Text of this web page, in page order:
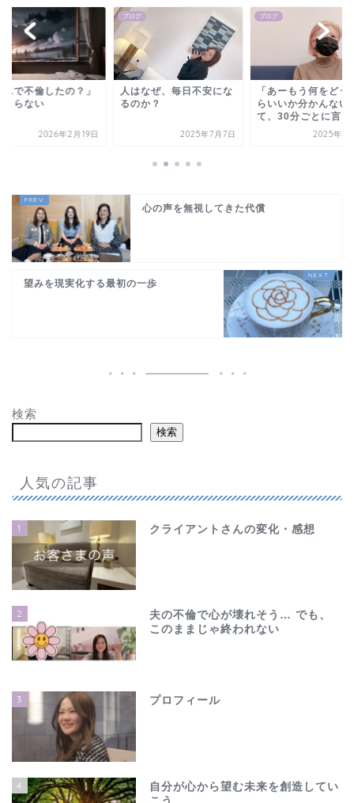
んで不倫したの？」
まらない
2026年2月19日
ブログ
人はなぜ、毎日不安にな
るのか？
2025年7月7日
ブログ
「あーもう何をどう
らいいか分かんない
て、30分ごとに言っ
2025年7
心の声を無視してきた代償
望みを現実化する最初の一歩
検索
検索
人気の記事
1 クライアントさんの変化・感想
2
夫の不倫で心が壊れそう… でも、
このままじゃ終われない
3 プロフィール
4
自分が心から望む未来を創造してい